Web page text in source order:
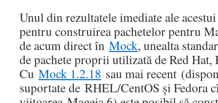
Unul din rezultatele imediate ale
pentru construirea pachetelor pentru
de acum direct în Mock, unealta
de pachete proprii utilizată de Red Hat,
Cu Mock 1.2.18 sau mai recent
suportate de RHEL/CentOS și Fedora